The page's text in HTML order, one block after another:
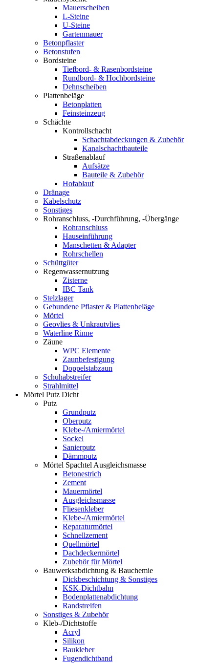
Mauerscheiben
L-Steine
U-Steine
Gartenmauer
Betonpflaster
Betonstufen
Bordsteine
Tiefbord- & Rasenbordsteine
Rundbord- & Hochbordsteine
Dehnscheiben
Plattenbeläge
Betonplatten
Feinsteinzeug
Schächte
Kontrollschacht
Schachtabdeckungen & Zubehör
Kanalschachtbauteile
Straßenablauf
Aufsätze
Bauteile & Zubehör
Hofablauf
Dränage
Kabelschutz
Sonstiges
Rohranschluss, -Durchführung, -Übergänge
Rohranschluss
Hauseinführung
Manschetten & Adapter
Rohrschellen
Schüttgüter
Regenwassernutzung
Zisterne
IBC Tank
Stelzlager
Gebundene Pflaster & Plattenbeläge
Mörtel
Geovlies & Unkrautvlies
Waterline Rinne
Zäune
WPC Elemente
Zaunbefestigung
Doppelstabzaun
Schuhabstreifer
Strahlmittel
Mörtel Putz Dicht
Putz
Grundputz
Oberputz
Klebe-/Amiermörtel
Sockel
Sanierputz
Dämmputz
Mörtel Spachtel Ausgleichsmasse
Betonestrich
Zement
Mauermörtel
Ausgleichsmasse
Fliesenkleber
Klebe-/Amiermörtel
Reparaturmörtel
Schnellzement
Quellmörtel
Dachdeckermörtel
Zubehör für Mörtel
Bauwerksabdichtung & Bauchemie
Dickbeschichtung & Sonstiges
KSK-Dichtbahn
Bodenplattenabdichtung
Randstreifen
Sonstiges & Zubehör
Kleb-/Dichtstoffe
Acryl
Silikon
Baukleber
Fugendichtband